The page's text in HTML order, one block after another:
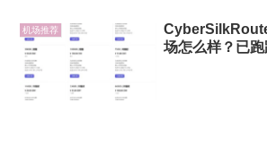
机场推荐
场怎么样？已跑